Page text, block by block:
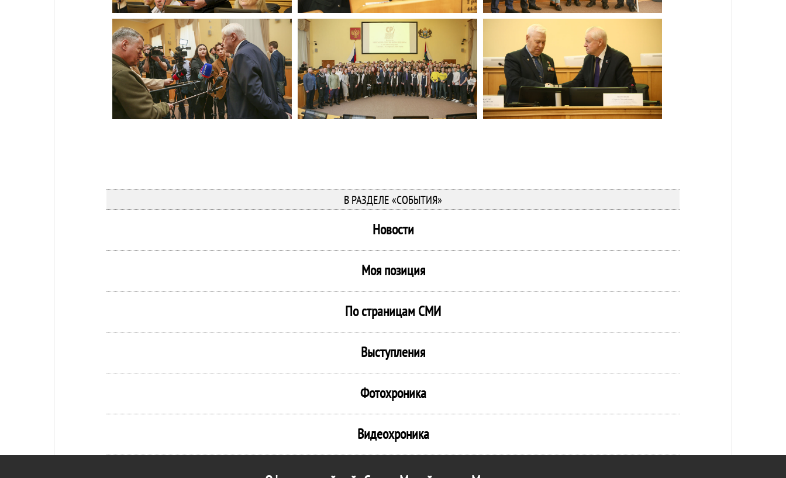
В РАЗДЕЛЕ «СОБЫТИЯ»
Новости
Моя позиция
По страницам СМИ
Выступления
Фотохроника
Видеохроника